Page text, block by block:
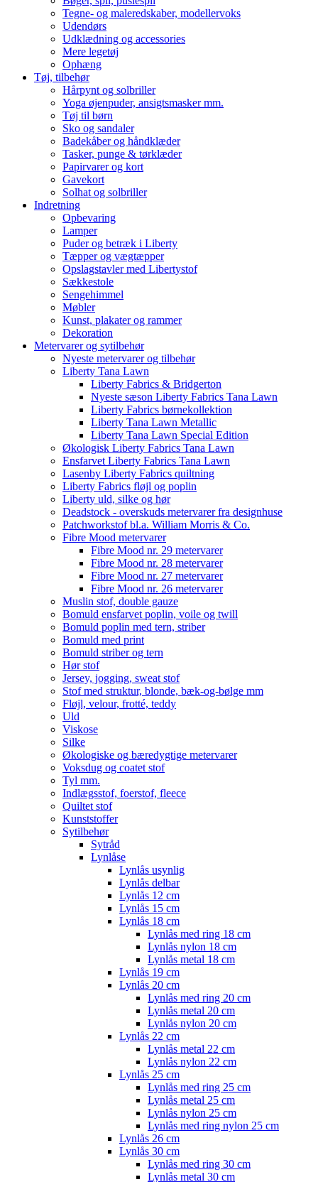
Tegne- og maleredskaber, modellervoks
Udendørs
Udklædning og accessories
Mere legetøj
Ophæng
Tøj, tilbehør
Hårpynt og solbriller
Yoga øjenpuder, ansigtsmasker mm.
Tøj til børn
Sko og sandaler
Badekåber og håndklæder
Tasker, punge & tørklæder
Papirvarer og kort
Gavekort
Solhat og solbriller
Indretning
Opbevaring
Lamper
Puder og betræk i Liberty
Tæpper og vægtæpper
Opslagstavler med Libertystof
Sækkestole
Sengehimmel
Møbler
Kunst, plakater og rammer
Dekoration
Metervarer og sytilbehør
Nyeste metervarer og tilbehør
Liberty Tana Lawn
Liberty Fabrics & Bridgerton
Nyeste sæson Liberty Fabrics Tana Lawn
Liberty Fabrics børnekollektion
Liberty Tana Lawn Metallic
Liberty Tana Lawn Special Edition
Økologisk Liberty Fabrics Tana Lawn
Ensfarvet Liberty Fabrics Tana Lawn
Lasenby Liberty Fabrics quiltning
Liberty Fabrics fløjl og poplin
Liberty uld, silke og hør
Deadstock - overskuds metervarer fra designhuse
Patchworkstof bl.a. William Morris & Co.
Fibre Mood metervarer
Fibre Mood nr. 29 metervarer
Fibre Mood nr. 28 metervarer
Fibre Mood nr. 27 metervarer
Fibre Mood nr. 26 metervarer
Muslin stof, double gauze
Bomuld ensfarvet poplin, voile og twill
Bomuld poplin med tern, striber
Bomuld med print
Bomuld striber og tern
Hør stof
Jersey, jogging, sweat stof
Stof med struktur, blonde, bæk-og-bølge mm
Fløjl, velour, frotté, teddy
Uld
Viskose
Silke
Økologiske og bæredygtige metervarer
Voksdug og coatet stof
Tyl mm.
Indlægsstof, foerstof, fleece
Quiltet stof
Kunststoffer
Sytilbehør
Sytråd
Lynlåse
Lynlås usynlig
Lynlås delbar
Lynlås 12 cm
Lynlås 15 cm
Lynlås 18 cm
Lynlås med ring 18 cm
Lynlås nylon 18 cm
Lynlås metal 18 cm
Lynlås 19 cm
Lynlås 20 cm
Lynlås med ring 20 cm
Lynlås metal 20 cm
Lynlås nylon 20 cm
Lynlås 22 cm
Lynlås metal 22 cm
Lynlås nylon 22 cm
Lynlås 25 cm
Lynlås med ring 25 cm
Lynlås metal 25 cm
Lynlås nylon 25 cm
Lynlås med ring nylon 25 cm
Lynlås 26 cm
Lynlås 30 cm
Lynlås med ring 30 cm
Lynlås metal 30 cm